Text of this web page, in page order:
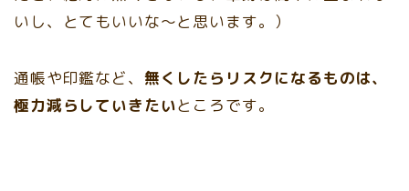
いし、とてもいいな～と思います。）
通帳や印鑑など、 無くしたらリスクになるものは、
極力減らしていきたいところです。